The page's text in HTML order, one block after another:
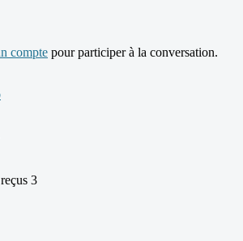
compte pour participer à la conversation.
3